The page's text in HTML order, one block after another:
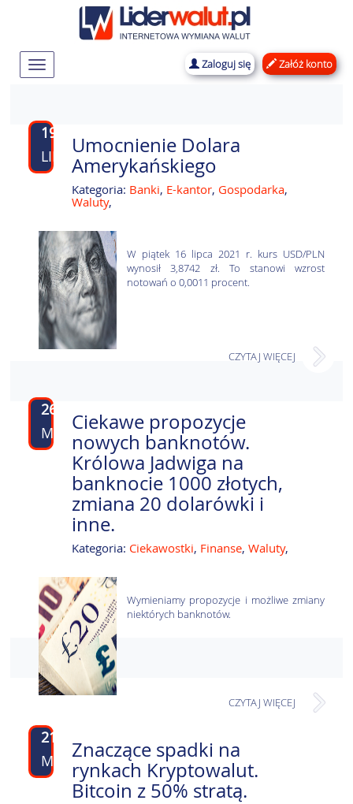
Rozwiń
nawigację
Zaloguj się Załóż konto
19
LIP
Umocnienie Dolara
Amerykańskiego
Kategoria: Banki, E-kantor, Gospodarka,
Waluty,
W piątek 16 lipca 2021 r. kurs USD/PLN
wynosił 3,8742 zł. To stanowi wzrost
notowań o 0,0011 procent.
CZYTAJ WIĘCEJ
26
MAJ
Ciekawe propozycje
nowych banknotów.
Królowa Jadwiga na
banknocie 1000 złotych,
zmiana 20 dolarówki i
inne.
Kategoria: Ciekawostki, Finanse, Waluty,
Wymieniamy propozycje i możliwe zmiany
niektórych banknotów.
CZYTAJ WIĘCEJ
21
MAJ
Znaczące spadki na
rynkach Kryptowalut.
Bitcoin z 50% stratą.